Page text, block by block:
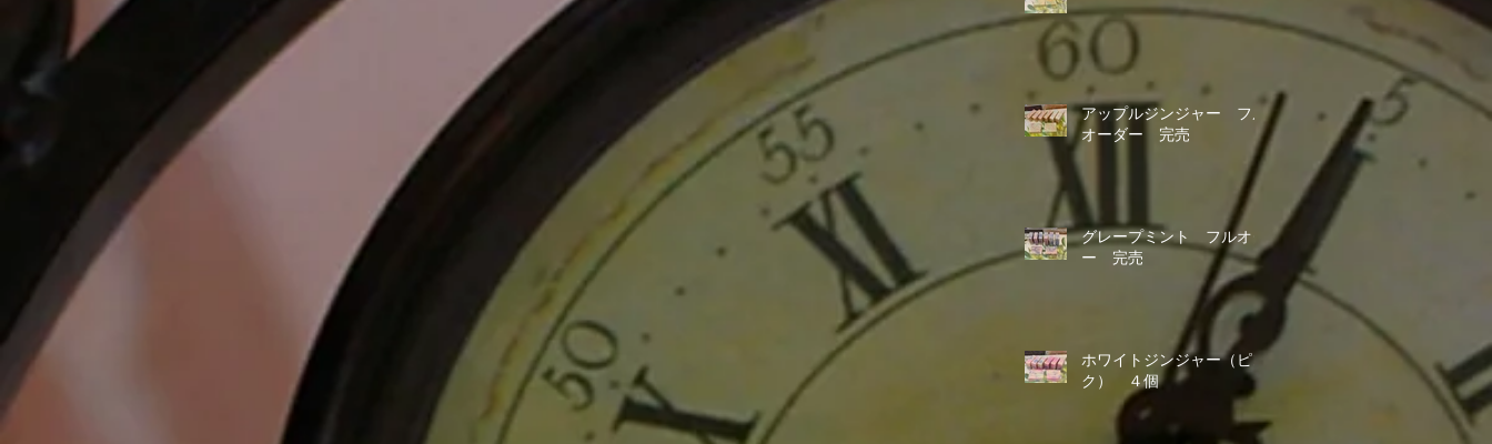
アップルジンジャー フル
オーダー 完売
グレープミント フルオダ
ー 完売
ホワイトジンジャー（ピン
ク） ４個